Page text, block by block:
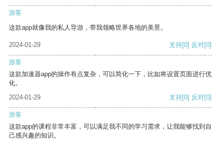
游客
这款app就像我的私人导游，带我领略世界各地的美景。
2024-01-29 支持[0] 反对[0]
游客
这款加速器app的操作有点复杂，可以简化一下，比如将设置页面进行优
化。
2024-01-29
支持[0] 反对[0]
游客
这款app的课程非常丰富，可以满足我不同的学习需求，让我能够找到自
己感兴趣的知识。